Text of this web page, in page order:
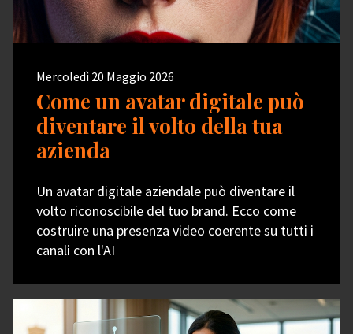
Mercoledì 20 Maggio 2026
Come un avatar digitale può
diventare il volto della tua
azienda
Un avatar digitale aziendale può diventare il
volto riconoscibile del tuo brand. Ecco come
costruire una presenza video coerente su tutti i
canali con l'AI